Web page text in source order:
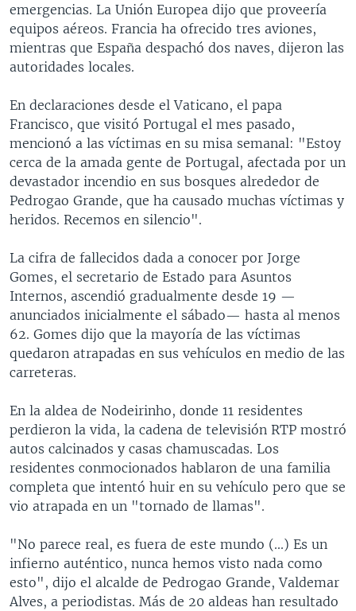
emergencias. La Unión Europea dijo que proveería
equipos aéreos. Francia ha ofrecido tres aviones,
mientras que España despachó dos naves, dijeron las
autoridades locales.
En declaraciones desde el Vaticano, el papa
Francisco, que visitó Portugal el mes pasado,
mencionó a las víctimas en su misa semanal: "Estoy
cerca de la amada gente de Portugal, afectada por un
devastador incendio en sus bosques alrededor de
Pedrogao Grande, que ha causado muchas víctimas y
heridos. Recemos en silencio".
La cifra de fallecidos dada a conocer por Jorge
Gomes, el secretario de Estado para Asuntos
Internos, ascendió gradualmente desde 19 —
anunciados inicialmente el sábado— hasta al menos
62. Gomes dijo que la mayoría de las víctimas
quedaron atrapadas en sus vehículos en medio de las
carreteras.
En la aldea de Nodeirinho, donde 11 residentes
perdieron la vida, la cadena de televisión RTP mostró
autos calcinados y casas chamuscadas. Los
residentes conmocionados hablaron de una familia
completa que intentó huir en su vehículo pero que se
vio atrapada en un "tornado de llamas".
"No parece real, es fuera de este mundo (...) Es un
infierno auténtico, nunca hemos visto nada como
esto", dijo el alcalde de Pedrogao Grande, Valdemar
Alves, a periodistas. Más de 20 aldeas han resultado